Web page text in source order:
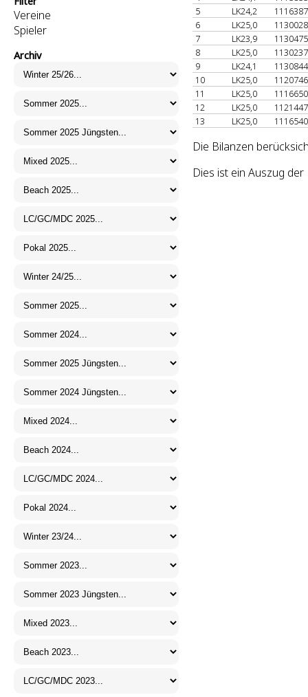
Vereine
Spieler
Archiv
5
LK24,2
6
LK25,0
7
LK23,9
8
LK25,0
9
LK24,1
10
LK25,0
11
LK25,0
12
LK25,0
13
LK25,0
Die Bilanzen
Dies ist ein Auszug